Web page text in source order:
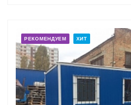
РЕКОМЕНДУЕМ ХИТ